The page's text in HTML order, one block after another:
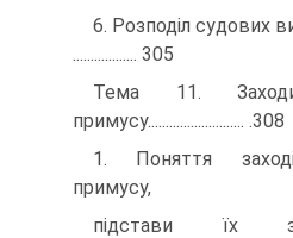
6. Розподіл судових
.................. 305
Тема 11. Заходи
примусу........................... .308
1. Поняття
примусу,
підстави їх